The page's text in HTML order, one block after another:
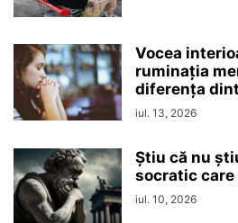
Vocea
ruminaţia
diferența
iul. 13, 2026
Ştiu că nu
socratic
iul. 10, 2026